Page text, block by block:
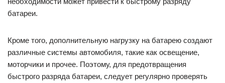
батареи.
Кроме того, дополнительную нагрузку на батарею создают
различные системы автомобиля, такие как освещение,
моторчики и прочее. Поэтому, для предотвращения
быстрого разряда батареи, следует регулярно проверять